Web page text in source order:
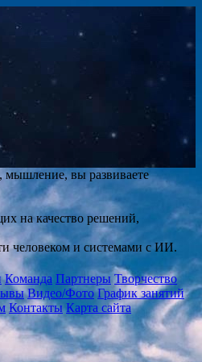
мышление, вы развиваете
на качество решений,
человеком и системами с ИИ.
Команда Партнеры Творчество
Видео/Фото График занятий
Контакты Карта сайта